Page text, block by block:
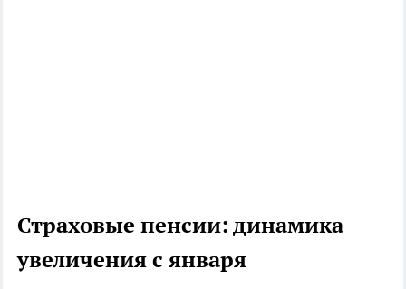
Страховые пенсии: динамика
увеличения с января